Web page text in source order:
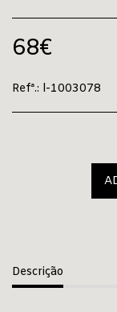
68€
Refª.: l-1003078
Descrição